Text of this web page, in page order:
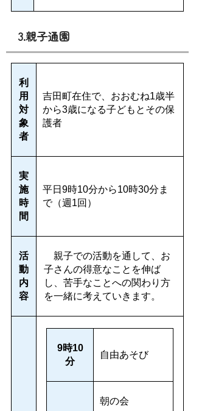
3.親子通園
利
用
対
象
者
吉田町在住で、おおむね1歳半
から3歳になる子どもとその保
護者
実
施
時
間
平日9時10分から10時30分ま
で（週1回）
活
動
内
容
親子での活動を通して、お
子さんの得意なことを伸ば
し、苦手なことへの関わり方
を一緒に考えていきます。
9時10
分
自由あそび
朝の会